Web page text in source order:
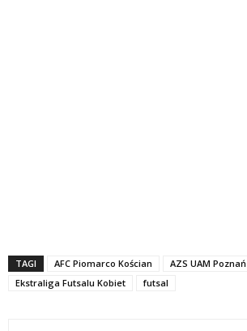
TAGI AFC Piomarco Kościan
AZS UAM Poznań
Ekstraliga Futsalu Kobiet
futsal